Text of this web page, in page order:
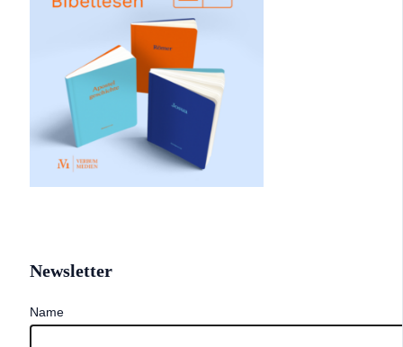
Newsletter
Name